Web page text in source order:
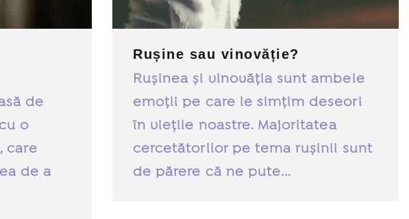
de
o
care
de a
Rușine sau vinovăție?
Rușinea și vinovăția sunt ambele
emoții pe care le simțim deseori
în viețile noastre. Majoritatea
cercetătorilor pe tema rușinii sunt
de părere că ne pute...